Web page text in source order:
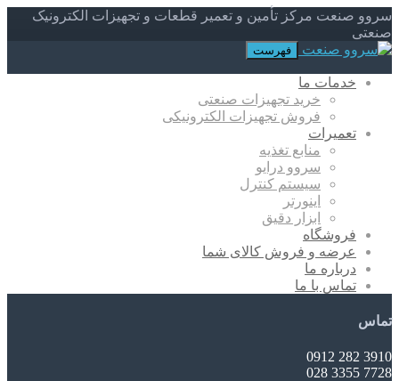
سروو صنعت مرکز تأمین و تعمیر قطعات و تجهیزات الکترونیک
صنعتی
فهرست
خدمات ما
خرید تجهیزات صنعتی
فروش تجهیزات الکترونیکی
تعمیرات
منابع تغذیه
سروو درایو
سیستم کنترل
اینورتر
ابزار دقیق
فروشگاه
عرضه و فروش کالای شما
درباره ما
تماس با ما
تماس
3910 282 0912
7728 3355 028